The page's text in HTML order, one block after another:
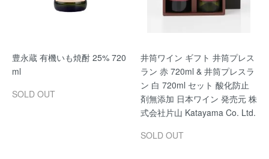
豊永蔵 有機いも焼酎 25% 720
ml
SOLD OUT
井筒ワイン ギフト 井筒プレス
ラン 赤 720ml & 井筒プレスラ
ン 白 720ml セット 酸化防止
剤無添加 日本ワイン 発売元 株
式会社片山 Katayama Co. Ltd.
SOLD OUT